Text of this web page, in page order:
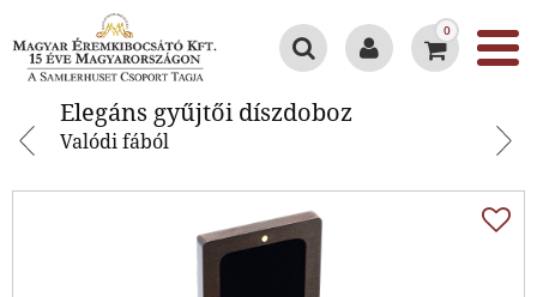
0
Elegáns gyűjtői díszdoboz
Valódi fából
Elegáns gyűjtői díszdoboz